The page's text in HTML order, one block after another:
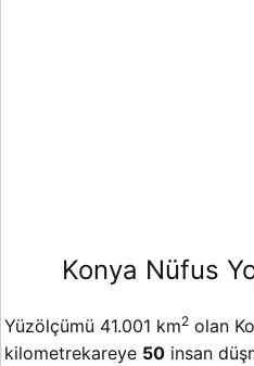
Konya Nüfus
Yüzölçümü 41.001 km2 olan
kilometrekareye 50 insan